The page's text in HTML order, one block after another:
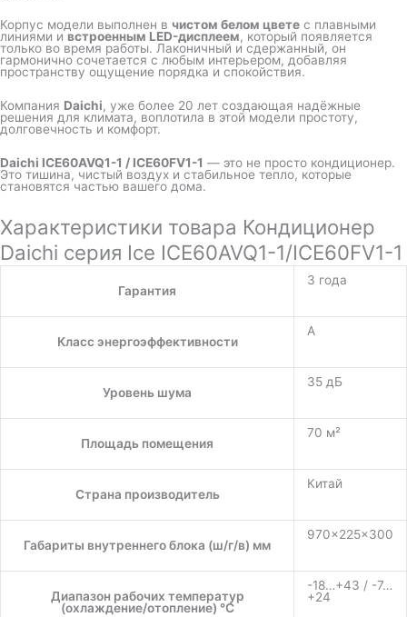
Корпус модели выполнен в чистом белом цвете с плавными
линиями и встроенным LED-дисплеем, который появляется
только во время работы. Лаконичный и сдержанный, он
гармонично сочетается с любым интерьером, добавляя
пространству ощущение порядка и спокойствия.
Компания Daichi, уже более 20 лет создающая надёжные
решения для климата, воплотила в этой модели простоту,
долговечность и комфорт.
Daichi ICE60AVQ1-1 / ICE60FV1-1 — это не просто кондиционер.
Это тишина, чистый воздух и стабильное тепло, которые
становятся частью вашего дома.
Характеристики товара Кондиционер
Daichi серия Ice ICE60AVQ1-1/ICE60FV1-1
Гарантия
3 года
Класс энергоэффективности
A
Уровень шума
35 дБ
Площадь помещения
70 м²
Страна производитель
Китай
Габариты внутреннего блока (ш/г/в) мм
970×225×300
Диапазон рабочих температур
(охлаждение/отопление) °C
-18…+43 / -7…
+24